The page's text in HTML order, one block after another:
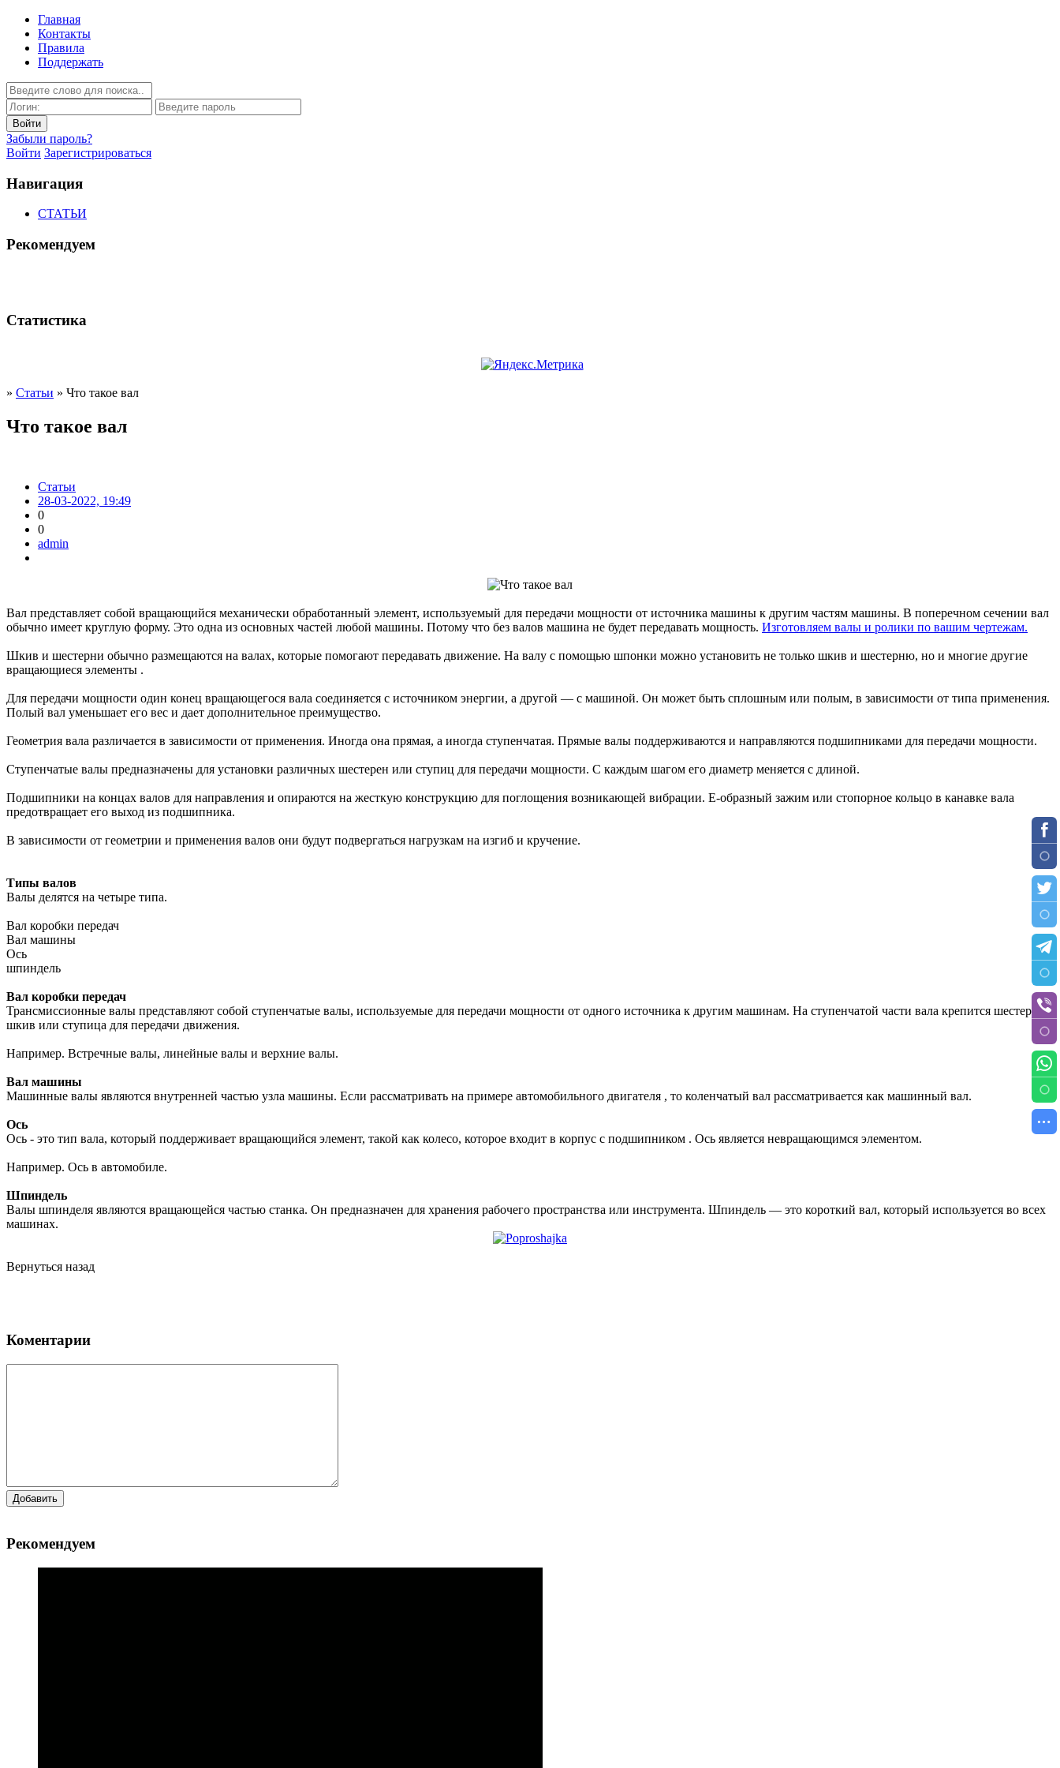
Главная
Контакты
Правила
Поддержать
Забыли пароль?
Войти Зарегистрироваться
Навигация
СТАТЬИ
Рекомендуем
Статистика
» Статьи » Что такое вал
Что такое вал
Статьи
28-03-2022, 19:49
0
0
admin
Вал представляет собой вращающийся механически обработанный элемент, используемый для передачи мощности от источника машины к другим частям машины. В поперечном сечении вал
обычно имеет круглую форму. Это одна из основных частей любой машины. Потому что без валов машина не будет передавать мощность. Изготовляем валы и ролики по вашим чертежам.
Шкив и шестерни обычно размещаются на валах, которые помогают передавать движение. На валу с помощью шпонки можно установить не только шкив и шестерню, но и многие другие
вращающиеся элементы .
Для передачи мощности один конец вращающегося вала соединяется с источником энергии, а другой — с машиной. Он может быть сплошным или полым, в зависимости от типа применения.
Полый вал уменьшает его вес и дает дополнительное преимущество.
Геометрия вала различается в зависимости от применения. Иногда она прямая, а иногда ступенчатая. Прямые валы поддерживаются и направляются подшипниками для передачи мощности.
Ступенчатые валы предназначены для установки различных шестерен или ступиц для передачи мощности. С каждым шагом его диаметр меняется с длиной.
Подшипники на концах валов для направления и опираются на жесткую конструкцию для поглощения возникающей вибрации. Е-образный зажим или стопорное кольцо в канавке вала
предотвращает его выход из подшипника.
В зависимости от геометрии и применения валов они будут подвергаться нагрузкам на изгиб и кручение.
Типы валов
Валы делятся на четыре типа.
Вал коробки передач
Вал машины
Ось
шпиндель
Вал коробки передач
Трансмиссионные валы представляют собой ступенчатые валы, используемые для передачи мощности от одного источника к другим машинам. На ступенчатой ​​части вала крепится шестерня,
шкив или ступица для передачи движения.
Например. Встречные валы, линейные валы и верхние валы.
Вал машины
Машинные валы являются внутренней частью узла машины. Если рассматривать на примере автомобильного двигателя , то коленчатый вал рассматривается как машинный вал.
Ось
Ось - это тип вала, который поддерживает вращающийся элемент, такой как колесо, которое входит в корпус с подшипником . Ось является невращающимся элементом.
Например. Ось в автомобиле.
Шпиндель
Валы шпинделя являются вращающейся частью станка. Он предназначен для хранения рабочего пространства или инструмента. Шпиндель — это короткий вал, который используется во всех
машинах.
Вернуться назад
Коментарии
Добавить
Рекомендуем